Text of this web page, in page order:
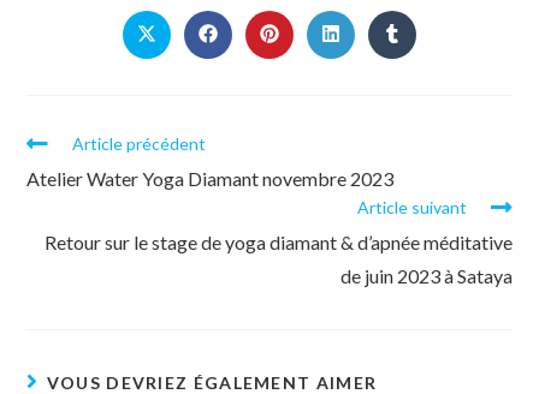
Article précédent
Atelier Water Yoga Diamant novembre 2023
Article suivant
Retour sur le stage de yoga diamant & d’apnée méditative
de juin 2023 à Sataya
VOUS DEVRIEZ ÉGALEMENT AIMER